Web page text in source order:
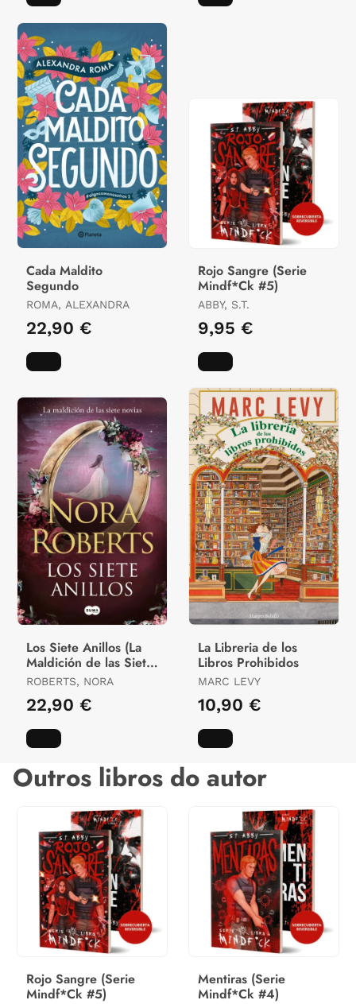
Cada Maldito
Segundo
ROMA, ALEXANDRA
22,90 €
Rojo Sangre (Serie
Mindf*Ck #5)
ABBY, S.T.
9,95 €
Los Siete Anillos (La
Maldición de las Siete
Novias 3)
ROBERTS, NORA
22,90 €
La Libreria de los
Libros Prohibidos
MARC LEVY
10,90 €
Outros libros do autor
Rojo Sangre (Serie
Mindf*Ck #5)
Mentiras (Serie
Mindf*Ck #4)